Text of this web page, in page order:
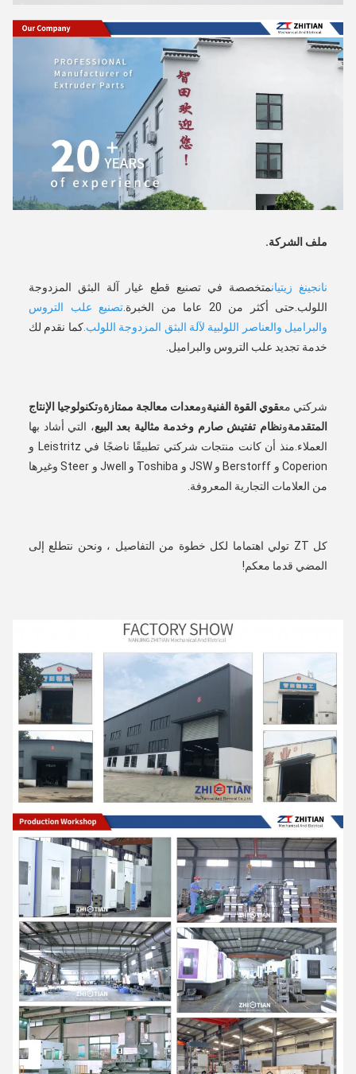
ملف الشركة.
نانجينغ زيتيان
اللولب.حتى أكثر من 20 عاما من الخبرة.
والبراميل والعناصر اللولبية لآلة البثق المزدوجة اللولب.
خدمة تجديد علب التروس والبراميل.
شركتي معقوي القوة الفنيةومعدات معالجة ممتازةو
المتقدمةونظام تفتيش صارم وخدمة مثالية بعد البيع
من العلامات التجارية المعروفة.
المضي قدما معكم!